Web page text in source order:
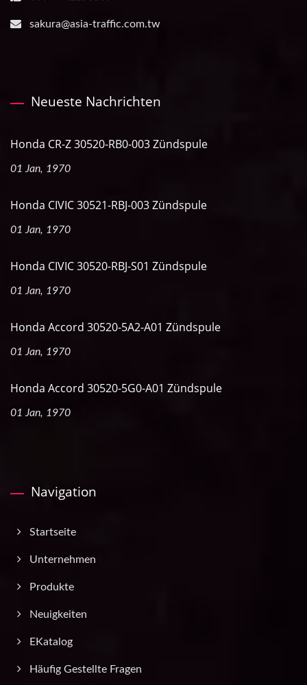
sakura@asia-traffic.com.tw
Neueste Nachrichten
Honda CR-Z 30520-RB0-003 Zündspule
01 Jan, 1970
Honda CIVIC 30521-RBJ-003 Zündspule
01 Jan, 1970
Honda CIVIC 30520-RBJ-S01 Zündspule
01 Jan, 1970
Honda Accord 30520-5A2-A01 Zündspule
01 Jan, 1970
Honda Accord 30520-5G0-A01 Zündspule
01 Jan, 1970
Navigation
Startseite
Unternehmen
Produkte
Neuigkeiten
EKatalog
Häufig Gestellte Fragen